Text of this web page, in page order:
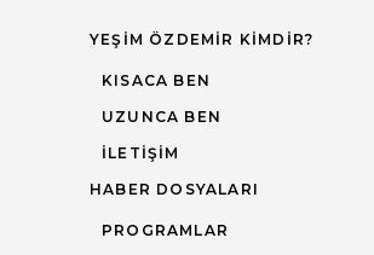
YEŞIM ÖZDEMIR KIMDIR?
KISACA BEN
UZUNCA BEN
İLETIŞIM
HABER DOSYALARI
PROGRAMLAR